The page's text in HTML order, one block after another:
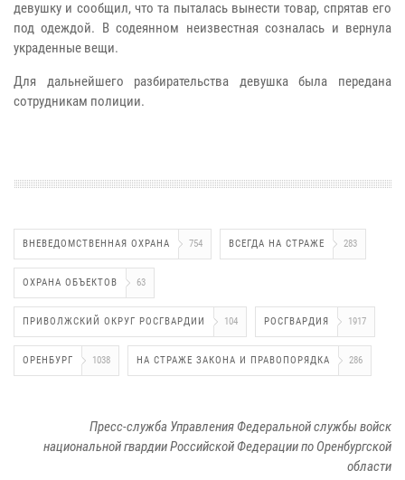
девушку и сообщил, что та пыталась вынести товар, спрятав его
под одеждой. В содеянном неизвестная созналась и вернула
украденные вещи.
Для дальнейшего разбирательства девушка была передана
сотрудникам полиции.
ВНЕВЕДОМСТВЕННАЯ ОХРАНА 754 ВСЕГДА НА СТРАЖЕ 283
ОХРАНА ОБЪЕКТОВ 63
ПРИВОЛЖСКИЙ ОКРУГ РОСГВАРДИИ 104 РОСГВАРДИЯ 1917
ОРЕНБУРГ 1038 НА СТРАЖЕ ЗАКОНА И ПРАВОПОРЯДКА 286
Пресс-служба Управления Федеральной службы войск
национальной гвардии Российской Федерации по Оренбургской
области